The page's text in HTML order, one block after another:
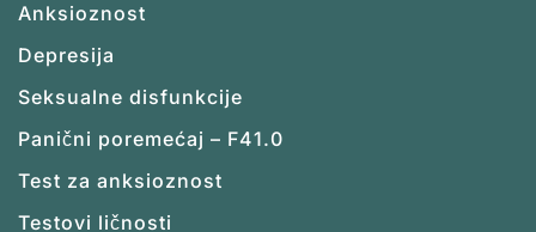
Anksioznost
Depresija
Seksualne disfunkcije
Panični poremećaj – F41.0
Test za anksioznost
Testovi ličnosti